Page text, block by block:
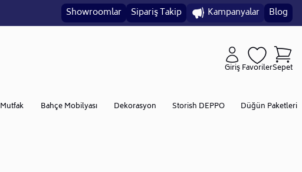
Showroomlar Sipariş Takip Kampanyalar Blog
GirişFavorilerSepet
Mutfak Bahçe Mobilyası Dekorasyon Storish DEPPO Düğün Paketleri